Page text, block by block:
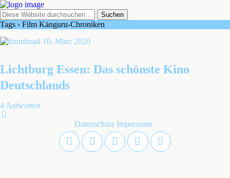
Tags › Film Känguru-Chroniken
10. März 2020
Lichtburg Essen: Das schönste Kino
Deutschlands
4 Antworten
Datenschutz Impressum